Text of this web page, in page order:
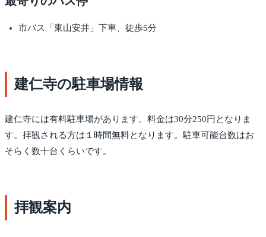
市バス「東山安井」下車、徒歩5分
建仁寺の駐車場情報
建仁寺には有料駐車場があります。料金は30分250円となりま
す。拝観される方は１時間無料となります。駐車可能台数はお
そらく数十台くらいです。
拝観案内